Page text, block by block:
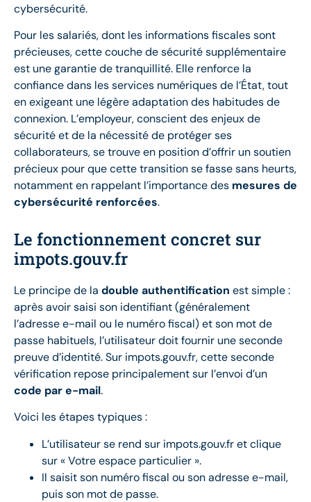
cybersécurité.
Pour les salariés, dont les informations fiscales sont
précieuses, cette couche de sécurité supplémentaire
est une garantie de tranquillité. Elle renforce la
confiance dans les services numériques de l’État, tout
en exigeant une légère adaptation des habitudes de
connexion. L’employeur, conscient des enjeux de
sécurité et de la nécessité de protéger ses
collaborateurs, se trouve en position d’offrir un soutien
précieux pour que cette transition se fasse sans heurts,
notamment en rappelant l’importance des mesures de
cybersécurité renforcées.
Le fonctionnement concret sur
impots.gouv.fr
Le principe de la double authentification est simple :
après avoir saisi son identifiant (généralement
l’adresse e-mail ou le numéro fiscal) et son mot de
passe habituels, l’utilisateur doit fournir une seconde
preuve d’identité. Sur impots.gouv.fr, cette seconde
vérification repose principalement sur l’envoi d’un
code par e-mail.
Voici les étapes typiques :
L’utilisateur se rend sur impots.gouv.fr et clique
sur « Votre espace particulier ».
Il saisit son numéro fiscal ou son adresse e-mail,
puis son mot de passe.